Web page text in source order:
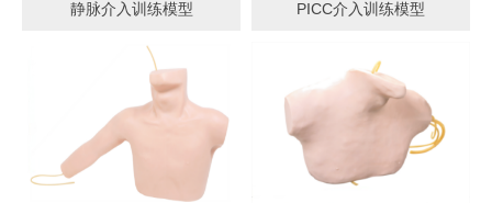
静脉介入训练模型 PICC介入训练模型